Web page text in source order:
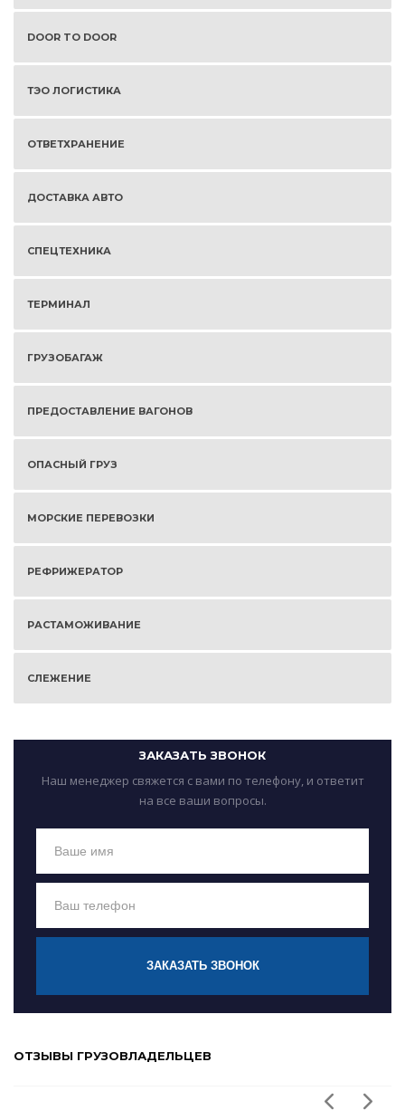
DOOR TO DOOR
ТЭО ЛОГИСТИКА
ОТВЕТХРАНЕНИЕ
ДОСТАВКА АВТО
СПЕЦТЕХНИКА
ТЕРМИНАЛ
ГРУЗОБАГАЖ
ПРЕДОСТАВЛЕНИЕ ВАГОНОВ
ОПАСНЫЙ ГРУЗ
МОРСКИЕ ПЕРЕВОЗКИ
РЕФРИЖЕРАТОР
РАСТАМОЖИВАНИЕ
СЛЕЖЕНИЕ
ЗАКАЗАТЬ ЗВОНОК
Наш менеджер свяжется с вами по телефону, и ответит
на все ваши вопросы.
ЗАКАЗАТЬ ЗВОНОК
ОТЗЫВЫ ГРУЗОВЛАДЕЛЬЦЕВ